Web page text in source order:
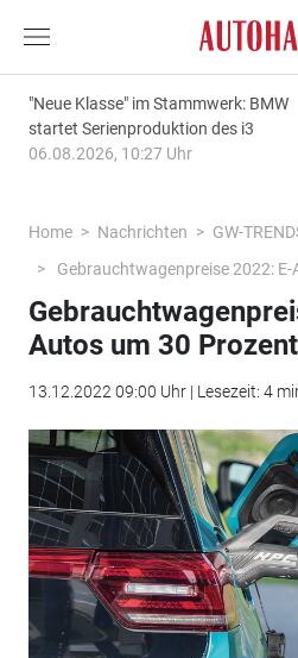
"Neue Klasse" im Stammwerk: BMW
startet Serienproduktion des i3
06.08.2026, 10:27 Uhr
Home Nachrichten
GW-
Gebrauchtwagenpreise 2022:
Autos um 30
13.12.2022 09:00 Uhr | Lesezeit: 4